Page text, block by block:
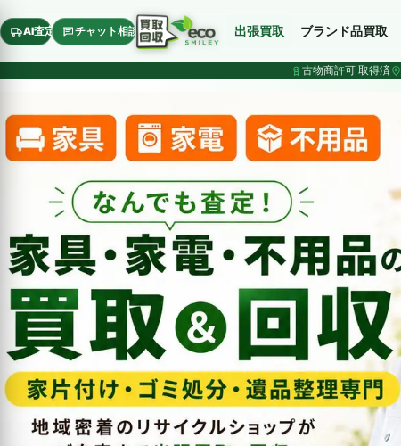
AI査定 チャット相談 出張買取 ブランド品買取
古物商許可 取得済